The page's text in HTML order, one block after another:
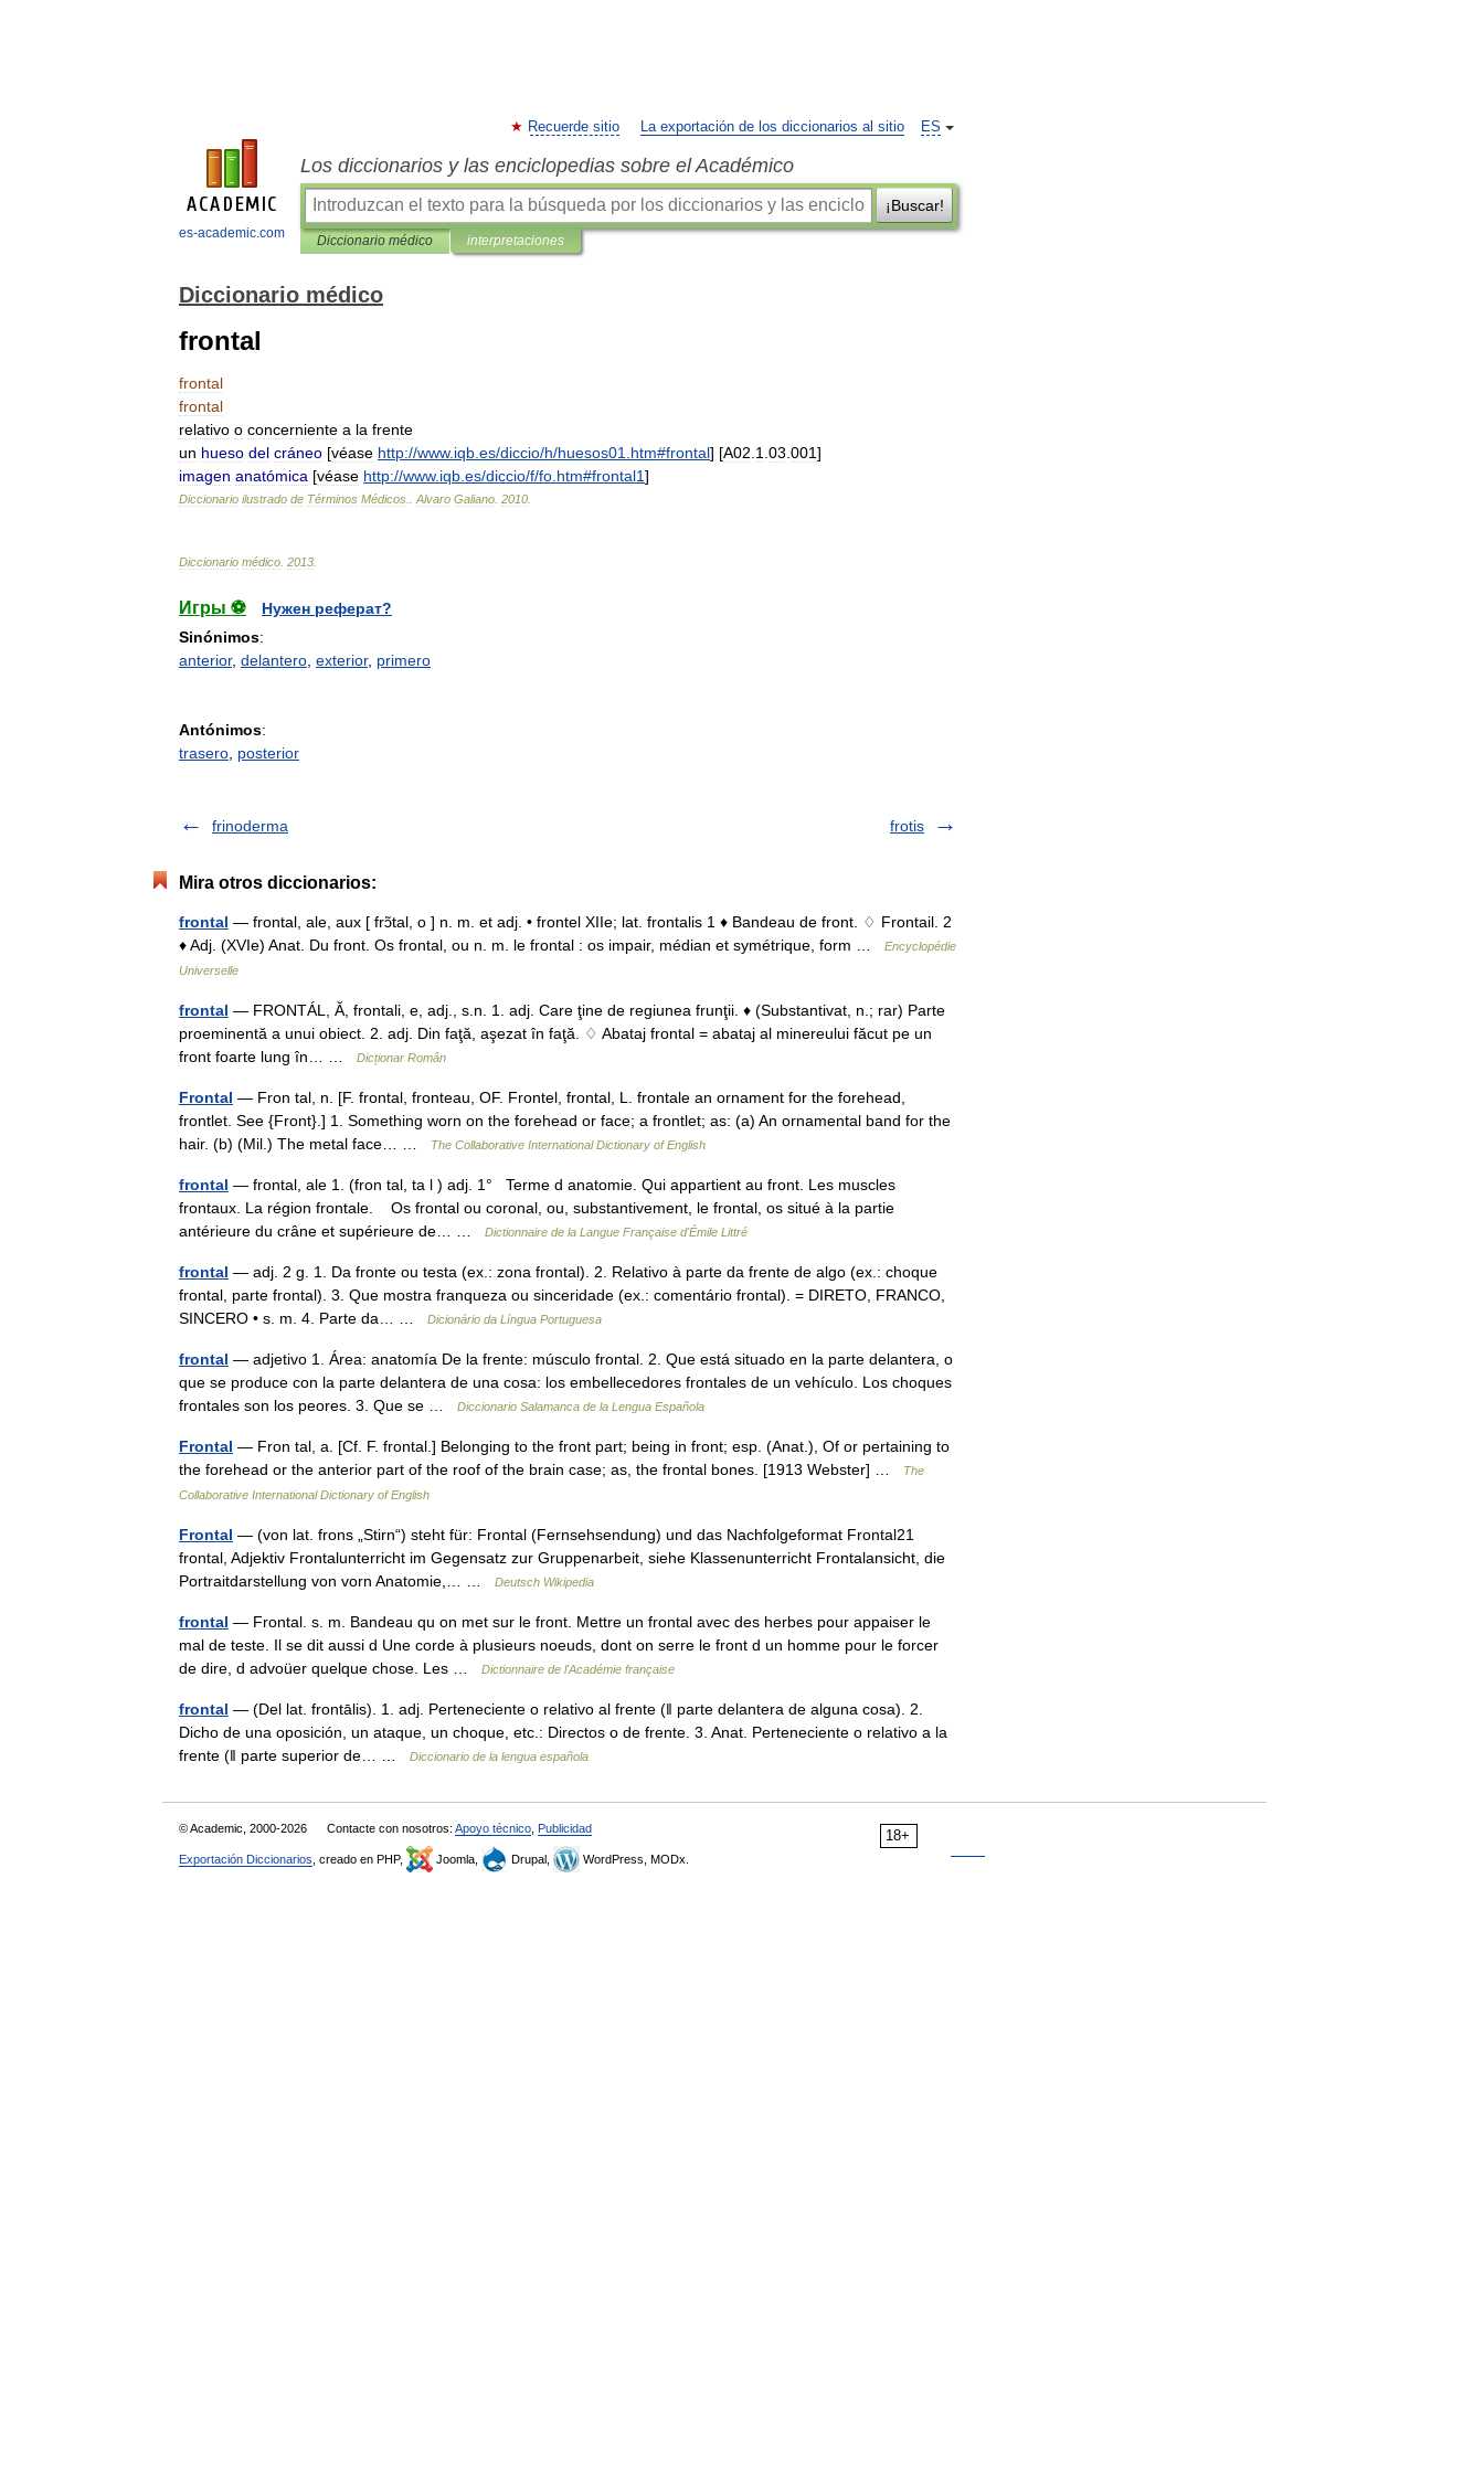
es-academic.com
ES
Recuerde sitio La exportación de los diccionarios al sitio
Los diccionarios y las enciclopedias sobre el Académico
¡Buscar!
Diccionario médico interpretaciones
Diccionario médico
frontal
frontal
frontal
relativo o concerniente a la frente
un hueso del cráneo [véase http://www. iqb es/diccio/h/huesos01 htm#frontal] [A02 1 03 001]
imagen anatómica [véase http://www. iqb es/diccio/f/fo htm#frontal1]
Diccionario ilustrado de Términos Médicos Alvaro Galiano 2010
Diccionario médico 2013
Игры ⚽
Нужен реферат?
Sinónimos:
anterior, delantero exterior, primero
Antónimos:
trasero posterior
frinoderma frotis
Mira otros diccionarios:
frontal — frontal, ale, aux [ frɔ̃tal, o ] n. m. et adj. • frontel XIIe; lat. frontalis 1 ♦ Bandeau de front. ♢ Frontail. 2
♦ Adj. (XVIe) Anat. Du front. Os frontal, ou n. m. le frontal : os impair, médian et symétrique, form …
Encyclopédie
Universelle
frontal — FRONTÁL, Ă, frontali, e, adj., s.n. 1. adj. Care ţine de regiunea frunţii. ♦ (Substantivat, n.; rar) Parte
proeminentă a unui obiect. 2. adj. Din faţă, aşezat în faţă. ♢ Abataj frontal = abataj al minereului făcut pe un
front foarte lung în… …
Dicționar Român
Frontal — Fron tal, n. [F. frontal, fronteau, OF. Frontel, frontal, L. frontale an ornament for the forehead,
frontlet. See {Front}.] 1. Something worn on the forehead or face; a frontlet; as: (a) An ornamental band for the
hair. (b) (Mil.) The metal face… …
The Collaborative International Dictionary of English
frontal — frontal, ale 1. (fron tal, ta l ) adj. 1° Terme d anatomie. Qui appartient au front. Les muscles
frontaux. La région frontale. Os frontal ou coronal, ou, substantivement, le frontal, os situé à la partie
antérieure du crâne et supérieure de… …
Dictionnaire de la Langue Française d'Émile Littré
frontal — adj. 2 g. 1. Da fronte ou testa (ex.: zona frontal). 2. Relativo à parte da frente de algo (ex.: choque
frontal, parte frontal). 3. Que mostra franqueza ou sinceridade (ex.: comentário frontal). = DIRETO, FRANCO,
SINCERO • s. m. 4. Parte da… …
Dicionário da Língua Portuguesa
frontal — adjetivo 1. Área: anatomía De la frente: músculo frontal. 2. Que está situado en la parte delantera, o
que se produce con la parte delantera de una cosa: los embellecedores frontales de un vehículo. Los choques
frontales son los peores. 3. Que se …
Diccionario Salamanca de la Lengua Española
Frontal — Fron tal, a. [Cf. F. frontal.] Belonging to the front part; being in front; esp. (Anat.), Of or pertaining to
the forehead or the anterior part of the roof of the brain case; as, the frontal bones. [1913 Webster] …
The
Collaborative International Dictionary of English
Frontal — (von lat. frons „Stirn“) steht für: Frontal (Fernsehsendung) und das Nachfolgeformat Frontal21
frontal, Adjektiv Frontalunterricht im Gegensatz zur Gruppenarbeit, siehe Klassenunterricht Frontalansicht, die
Portraitdarstellung von vorn Anatomie,… …
Deutsch Wikipedia
frontal — Frontal. s. m. Bandeau qu on met sur le front. Mettre un frontal avec des herbes pour appaiser le
mal de teste. Il se dit aussi d Une corde à plusieurs noeuds, dont on serre le front d un homme pour le forcer
de dire, d advoüer quelque chose. Les …
Dictionnaire de l'Académie française
frontal — (Del lat. frontālis). 1. adj. Perteneciente o relativo al frente (ǁ parte delantera de alguna cosa). 2.
Dicho de una oposición, un ataque, un choque, etc.: Directos o de frente. 3. Anat. Perteneciente o relativo a la
frente (ǁ parte superior de… …
Diccionario de la lengua española
18+
© Academic, 2000-2026 Contacte con nosotros: Apoyo técnico Publicidad
Exportación Diccionarios , creado en PHP, Joomla, Drupal, WordPress, MODx.